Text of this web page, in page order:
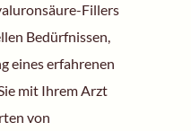
Fillers
Bedürfnissen,
eines erfahrenen
mit Ihrem Arzt
von